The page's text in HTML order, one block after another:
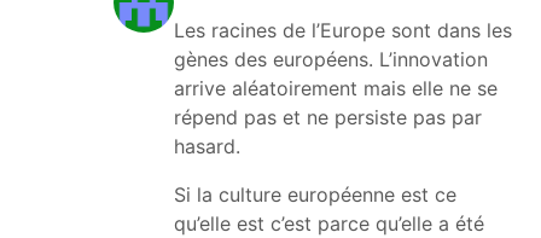
Les racines de l’Europe sont dans les
gènes des européens. L’innovation
arrive aléatoirement mais elle ne se
répend pas et ne persiste pas par
hasard.
Si la culture européenne est ce
qu’elle est c’est parce qu’elle a été